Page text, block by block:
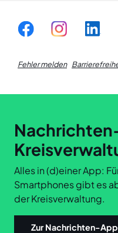
Fehler melden
Alles in (d)einer App:
Smartphones gibt es
der Kreisverwaltung.
Zur Nachrichten-App